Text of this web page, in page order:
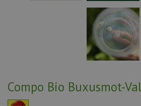
Compo Bio Buxusmot-